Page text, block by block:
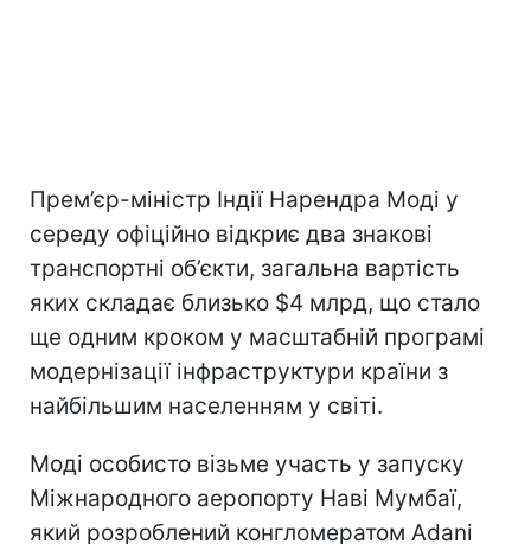
Прем’єр-міністр Індії Нарендра Моді у
середу офіційно відкриє два знакові
транспортні об’єкти, загальна вартість
яких складає близько $4 млрд, що стало
ще одним кроком у масштабній програмі
модернізації інфраструктури країни з
найбільшим населенням у світі.
Моді особисто візьме участь у запуску
Міжнародного аеропорту Наві Мумбаї,
який розроблений конгломератом Adani